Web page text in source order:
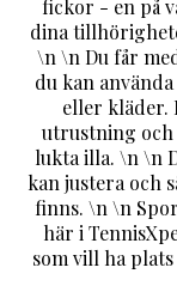
fickor - en på
dina
\n \n Du får
du kan
eller kläder.
utrustning
lukta illa. \n \n
kan justera och
finns. \n \n
här i
som vill ha